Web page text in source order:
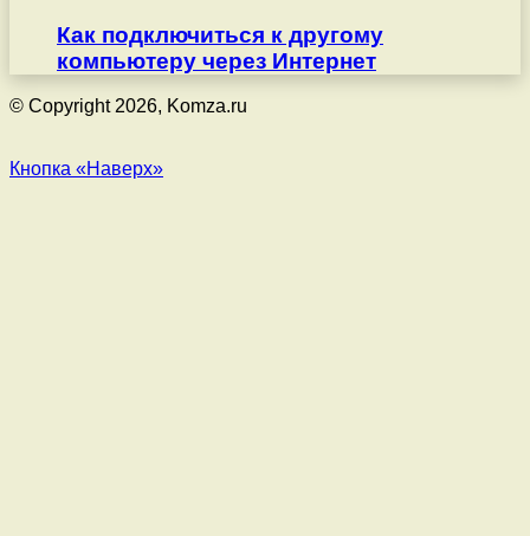
Как подключиться к другому
компьютеру через Интернет
© Copyright 2026, Komza.ru
Кнопка «Наверх»